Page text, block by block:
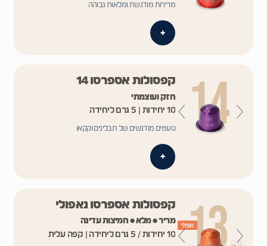
מרירות מודגשת ומלאות גבוהה
+
קפסולות אספרסו 14
חזק ועוצמתי
10 יחידות | 5 גרם ליחידה
טעמים מודגשים של תבלינים וקקאו
+
קפסולות אספרסו נאפולי
מריר • מלא • חמיצות עדינה
10 יחידות / 5 גרם ליחידה | קפה עלית